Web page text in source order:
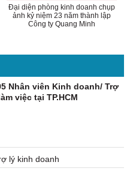
Đại diện phòng kinh doanh chụp
ảnh kỷ niệm 23 năm thành lập
Công ty Quang Minh
Nhân viên Kinh doanh/ Trợ
việc tại TP.HCM
lý kinh doanh